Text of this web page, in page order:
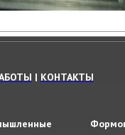
| КОНТАКТЫ